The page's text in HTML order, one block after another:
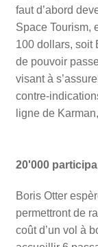
faut d’abord
Space Tourism,
100 dollars, soit
de pouvoir
visant à
contre-
ligne de
20'000
Boris Otter
permettront de
coût d’un vol à